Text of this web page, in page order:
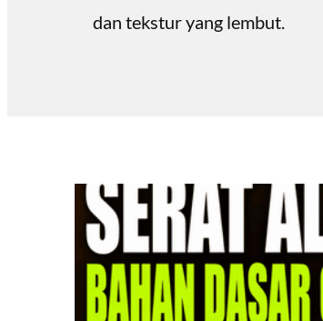
dan tekstur yang lembut.